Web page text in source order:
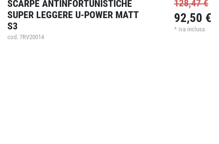
SCARPE ANTINFORTUNISTICHE
SUPER LEGGERE U-POWER MATT
S3
cod. 7RV20014
128,47 €
92,50 €
* iva inclusa